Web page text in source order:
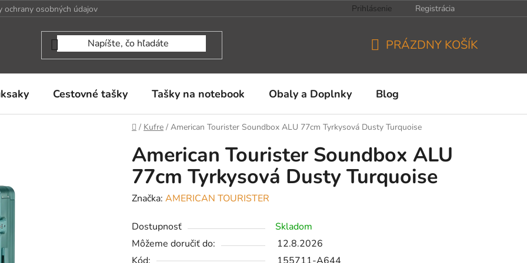
ochrany osobných údajov Prihlásenie Registrácia
KOŠÍK
PRÁZDNY KOŠÍK
Cestovné tašky Tašky na notebook Obaly a Doplnky Blog
Domov
/ Kufre / American Tourister Soundbox ALU 77cm Tyrkysová Dusty Turquoise
American Tourister Soundbox ALU
77cm Tyrkysová Dusty Turquoise
Značka: AMERICAN TOURISTER
Dostupnosť
Skladom
Môžeme doručiť do:
12.8.2026